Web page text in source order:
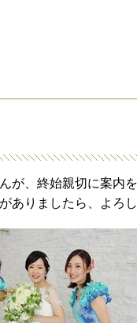
が、終始親切に案内
りましたら、よろ